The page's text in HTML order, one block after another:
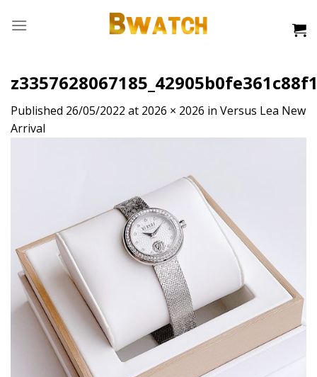
Published 26/05/2022 at 2026 × 2026 in Versus Lea New
Arrival